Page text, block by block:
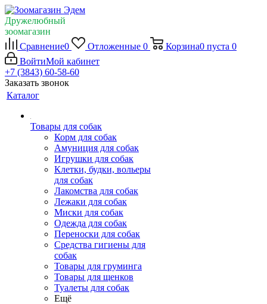
Дружелюбный
зоомагазин
Сравнение0 Отложенные 0 Корзина0 пуста 0
ВойтиМой кабинет
+7 (3843) 60-58-60
Заказать звонок
Каталог
Товары для собак
Корм для собак
Амуниция для собак
Игрушки для собак
Клетки, будки, вольеры
для собак
Лакомства для собак
Лежаки для собак
Миски для собак
Одежда для собак
Переноски для собак
Средства гигиены для
собак
Товары для груминга
Товары для щенков
Туалеты для собак
Ещё